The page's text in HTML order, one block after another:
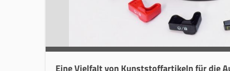
Eine Vielfalt von Kunststoffartikeln für die